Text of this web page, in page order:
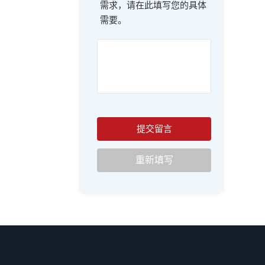
需求，请在此填写您的具体
需要。